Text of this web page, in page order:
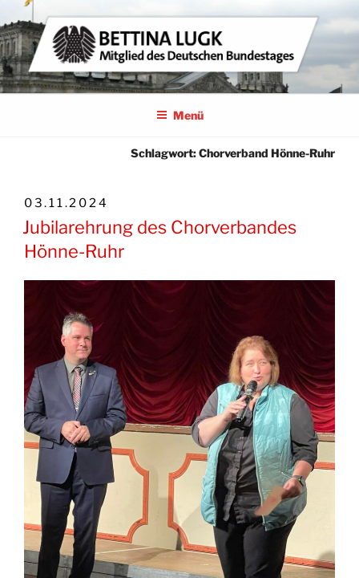
Zum
Inhalt
springen
BETTINA LUGK
MITGLIED DES DEUTSCHEN BUNDESTAGES
Menü
Schlagwort:Chorverband Hönne-Ruhr
VERÖFFENTLICHT
AM
03.11.2024
Jubilarehrung des Chorverbandes
Hönne-Ruhr